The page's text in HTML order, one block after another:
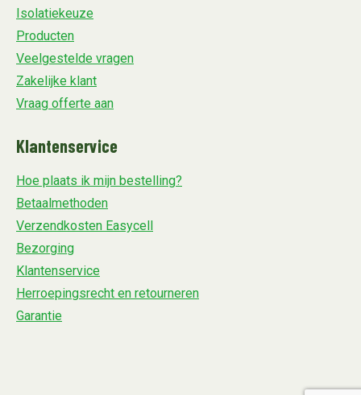
Isolatiekeuze
Producten
Veelgestelde vragen
Zakelijke klant
Vraag offerte aan
Klantenservice
Hoe plaats ik mijn bestelling?
Betaalmethoden
Verzendkosten Easycell
Bezorging
Klantenservice
Herroepingsrecht en retourneren
Garantie